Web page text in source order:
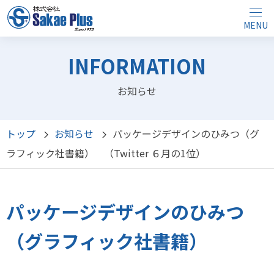
MENU
INFORMATION
お知らせ
トップ お知らせ
パッケージデザインのひみつ（グ
ラフィック社書籍） （Twitter ６月の1位）
パッケージデザインのひみつ
（グラフィック社書籍）